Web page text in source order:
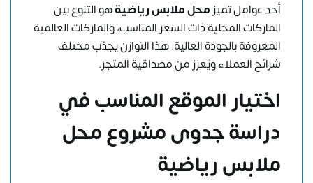
أحد عوامل تميز محل ملابس رياضيةهو التنوع بين
الماركات المحلية ذات السعر المناسب، والماركات العالمية
المعروفة بالجودة العالية. هذا التوازن يجذب مختلف
شرائح العملاء ويُعزز من مصداقية المتجر.
اختيار الموقع المناسب في
دراسة جدوى مشروع محل
ملابس رياضية